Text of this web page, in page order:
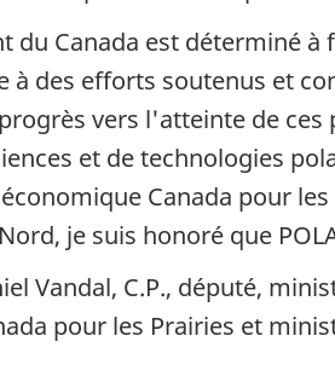
du Canada est déterminé
à des efforts soutenus et
vers l'atteinte de
et de technologies
Canada pour
je suis honoré que
Vandal, C.P., député,
pour les Prairies et